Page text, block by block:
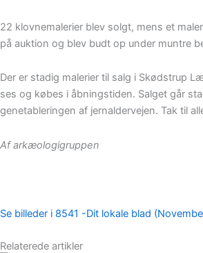
22 klovnemalerier blev solgt, mens et
på auktion og blev budt op under muntre
Der er stadig malerier til salg i Skødstrup
ses og købes i åbningstiden. Salget går
genetableringen af jernaldervejen. Tak til
Af arkæologigruppen
Se billeder i 8541 -Dit lokale blad
Relaterede artikler